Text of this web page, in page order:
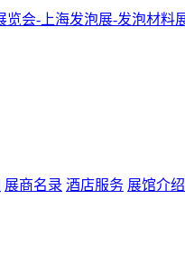
展商名录 酒店服务 展馆介绍